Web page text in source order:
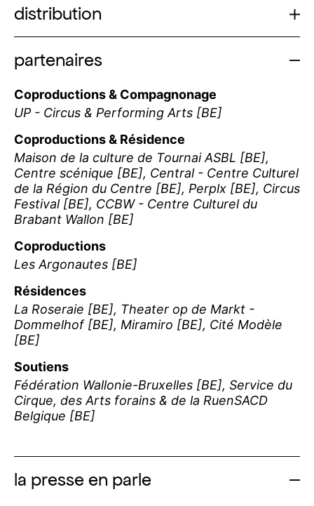
distribution
partenaires
Coproductions & Compagnonage
UP - Circus & Performing Arts [BE]
Coproductions & Résidence
Maison de la culture de Tournai ASBL [BE],
Centre scénique [BE], Central - Centre Culturel
de la Région du Centre [BE], Perplx [BE], Circus
Festival [BE], CCBW - Centre Culturel du
Brabant Wallon [BE]
Coproductions
Les Argonautes [BE]
Résidences
La Roseraie [BE], Theater op de Markt -
Dommelhof [BE], Miramiro [BE], Cité Modèle
[BE]
Soutiens
Fédération Wallonie-Bruxelles [BE], Service du
Cirque, des Arts forains & de la RuenSACD
Belgique [BE]
la presse en parle